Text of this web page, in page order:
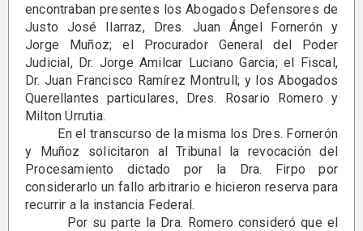
encontraban presentes los Abogados Defensores de
Justo José Ilarraz, Dres. Juan Ángel Fornerón y
Jorge Muñoz; el Procurador General del Poder
Judicial, Dr. Jorge Amilcar Luciano Garcia; el Fiscal,
Dr. Juan Francisco Ramírez Montrull; y los Abogados
Querellantes particulares, Dres. Rosario Romero y
Milton Urrutia.
En el transcurso de la misma los Dres. Fornerón
y Muñoz solicitaron al Tribunal la revocación del
Procesamiento dictado por la Dra. Firpo por
considerarlo un fallo arbitrario e hicieron reserva para
recurrir a la instancia Federal.
Por su parte la Dra. Romero consideró que el